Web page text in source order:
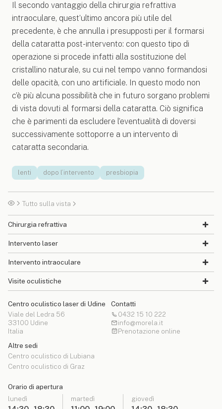
Il secondo vantaggio della chirurgia refrattiva
intraoculare, quest’ultimo ancora più utile del
precedente, è che annulla i presupposti per il formarsi
della cataratta post-intervento: con questo tipo di
operazione si procede infatti alla sostituzione del
cristallino naturale, su cui nel tempo vanno formandosi
delle opacità, con uno artificiale. In questo modo non
c’è più alcuna possibilità che in futuro sorgano problemi
di vista dovuti al formarsi della cataratta. Ciò significa
che è parimenti da escludere l’eventualità di doversi
successivamente sottoporre a un intervento di
cataratta secondaria.
lenti dopo l’intervento presbiopia
Tutto sulla vista
Chirurgia refrattiva
Intervento laser
Intervento intraoculare
Visite oculistiche
Centro oculistico laser di Udine
Viale del Ledra 56
33100 Udine
Italia
Altre sedi
Centro oculistico di Lubiana
Centro oculistico di Graz
Contatti
0432 15 10 222
info@morela.it
Prenotazione online
Orario di apertura
lunedì
martedì giovedì